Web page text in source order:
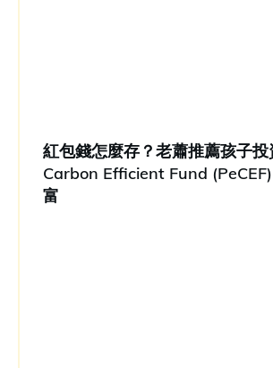
紅包錢怎麼存？老蕭推薦孩子
Carbon Efficient Fund
富